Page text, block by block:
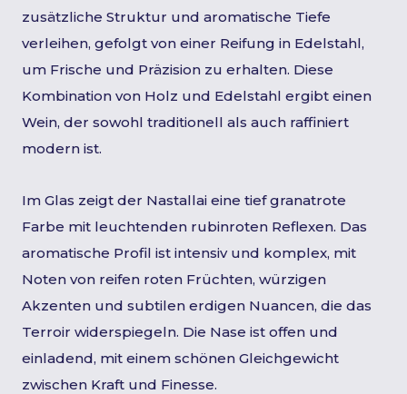
zusätzliche Struktur und aromatische Tiefe
verleihen, gefolgt von einer Reifung in Edelstahl,
um Frische und Präzision zu erhalten. Diese
Kombination von Holz und Edelstahl ergibt einen
Wein, der sowohl traditionell als auch raffiniert
modern ist.
Im Glas zeigt der Nastallai eine tief granatrote
Farbe mit leuchtenden rubinroten Reflexen. Das
aromatische Profil ist intensiv und komplex, mit
Noten von reifen roten Früchten, würzigen
Akzenten und subtilen erdigen Nuancen, die das
Terroir widerspiegeln. Die Nase ist offen und
einladend, mit einem schönen Gleichgewicht
zwischen Kraft und Finesse.